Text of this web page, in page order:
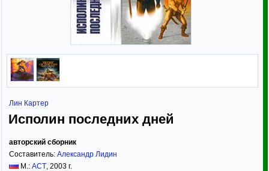
Лин Картер
Исполин последних дней
авторский сборник
Составитель: Александр Лидин
М.: АСТ, 2003 г.